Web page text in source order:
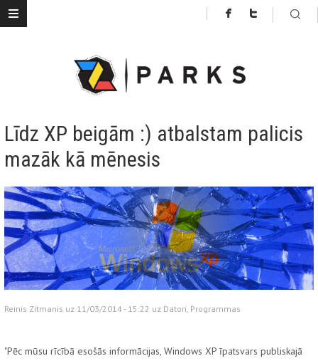
Līdz XP beigām :) atbalstam palicis
mazāk kā mēnesis
Reinis Zitmanis uz 11/03/2014 - 15:22 uz Datori, Programmas
"Pēc mūsu rīcībā esošās informācijas, Windows XP īpatsvars publiskajā